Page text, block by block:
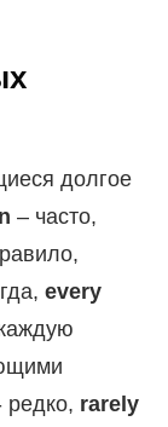
долгое
– часто,
every
редко, rarely